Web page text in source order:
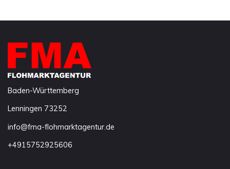
Baden-Württemberg
Lenningen 73252
info@fma-flohmarktagentur.de
+4915752925606